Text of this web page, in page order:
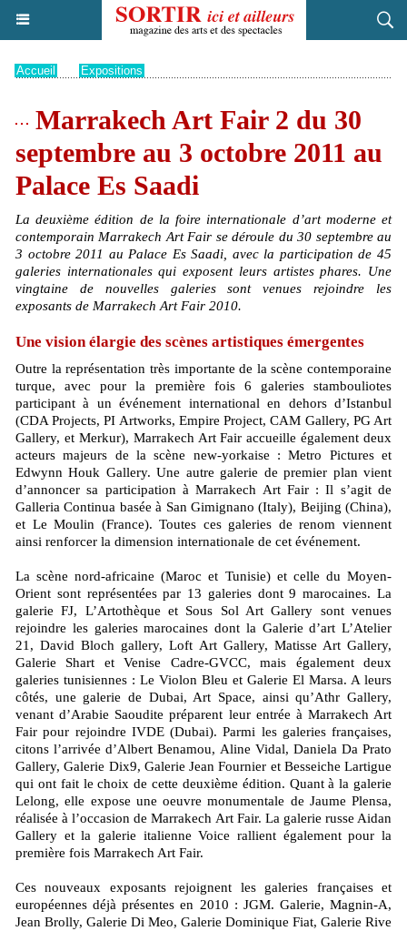
Accueil Expositions
Marrakech Art Fair 2 du 30
septembre au 3 octobre 2011 au
Palace Es Saadi
La deuxième édition de la foire internationale d’art moderne et
contemporain Marrakech Art Fair se déroule du 30 septembre au
3 octobre 2011 au Palace Es Saadi, avec la participation de 45
galeries internationales qui exposent leurs artistes phares. Une
vingtaine de nouvelles galeries sont venues rejoindre les
exposants de Marrakech Art Fair 2010.
Une vision élargie des scènes artistiques émergentes
Outre la représentation très importante de la scène contemporaine
turque, avec pour la première fois 6 galeries stambouliotes
participant à un événement international en dehors d’Istanbul
(CDA Projects, PI Artworks, Empire Project, CAM Gallery, PG Art
Gallery, et Merkur), Marrakech Art Fair accueille également deux
acteurs majeurs de la scène new-yorkaise : Metro Pictures et
Edwynn Houk Gallery. Une autre galerie de premier plan vient
d’annoncer sa participation à Marrakech Art Fair : Il s’agit de
Galleria Continua basée à San Gimignano (Italy), Beijing (China),
et Le Moulin (France). Toutes ces galeries de renom viennent
ainsi renforcer la dimension internationale de cet événement.
La scène nord-africaine (Maroc et Tunisie) et celle du Moyen-
Orient sont représentées par 13 galeries dont 9 marocaines. La
galerie FJ, L’Artothèque et Sous Sol Art Gallery sont venues
rejoindre les galeries marocaines dont la Galerie d’art L’Atelier
21, David Bloch gallery, Loft Art Gallery, Matisse Art Gallery,
Galerie Shart et Venise Cadre-GVCC, mais également deux
galeries tunisiennes : Le Violon Bleu et Galerie El Marsa. A leurs
côtés, une galerie de Dubai, Art Space, ainsi qu’Athr Gallery,
venant d’Arabie Saoudite préparent leur entrée à Marrakech Art
Fair pour rejoindre IVDE (Dubai). Parmi les galeries françaises,
citons l’arrivée d’Albert Benamou, Aline Vidal, Daniela Da Prato
Gallery, Galerie Dix9, Galerie Jean Fournier et Besseiche Lartigue
qui ont fait le choix de cette deuxième édition. Quant à la galerie
Lelong, elle expose une oeuvre monumentale de Jaume Plensa,
réalisée à l’occasion de Marrakech Art Fair. La galerie russe Aidan
Gallery et la galerie italienne Voice rallient également pour la
première fois Marrakech Art Fair.
Ces nouveaux exposants rejoignent les galeries françaises et
européennes déjà présentes en 2010 : JGM. Galerie, Magnin-A,
Jean Brolly, Galerie Di Meo, Galerie Dominique Fiat, Galerie Rive